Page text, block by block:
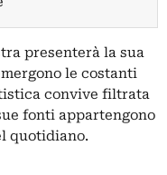
presenterà la sua
le costanti
convive filtrata
fonti appartengono
quotidiano.